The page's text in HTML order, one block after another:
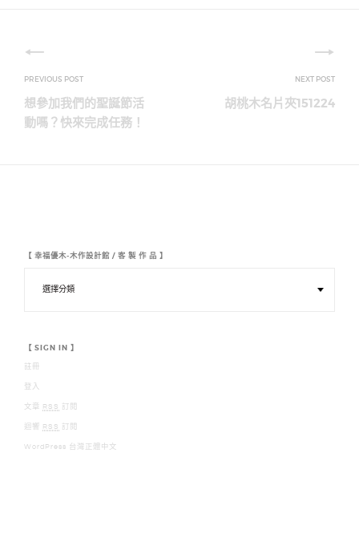
文
章
導
想參加我們的聖誕節活
動嗎？快來完成任務！
胡桃木名片夾151224
【 幸福優木-木作設計館 / 客 製 作 品 】
木
設
計
館
/
製
作
【 SIGN IN 】
註冊
登入
文章 RSS 訂閱
迴響 RSS 訂閱
WordPress 台灣正體中文